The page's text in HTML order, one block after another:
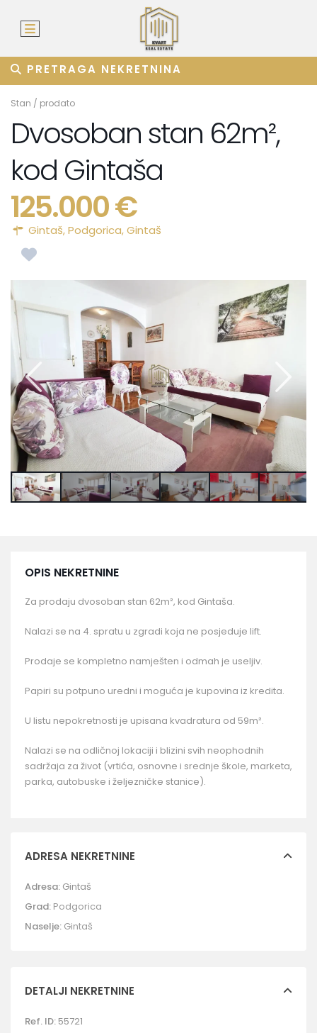
PRETRAGA NEKRETNINA
Stan / prodato
Dvosoban stan 62m²,
kod Gintaša
125.000 €
Gintaš,Podgorica,Gintaš
OPIS NEKRETNINE
Za prodaju dvosoban stan 62m², kod Gintaša.
Nalazi se na 4. spratu u zgradi koja ne posjeduje lift.
Prodaje se kompletno namješten i odmah je useljiv.
Papiri su potpuno uredni i moguća je kupovina iz kredita.
U listu nepokretnosti je upisana kvadratura od 59m².
Nalazi se na odličnoj lokaciji i blizini svih neophodnih
sadržaja za život (vrtića, osnovne i srednje škole, marketa,
parka, autobuske i željezničke stanice).
ADRESA NEKRETNINE
Adresa: Gintaš
Grad: Podgorica
Naselje: Gintaš
DETALJI NEKRETNINE
Ref. ID: 55721